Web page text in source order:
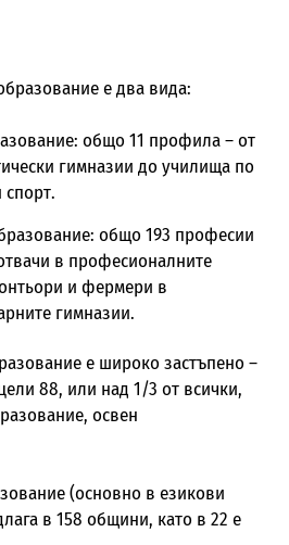
е два вида:
общо 11 профила – от
гимназии до училища по
спорт.
общо 193 професии
в професионалните
и фермери в
гимназии.
е широко застъпено –
88, или над 1/3 от всички,
освен
(основно в езикови
в 158 общини, като в 22 е